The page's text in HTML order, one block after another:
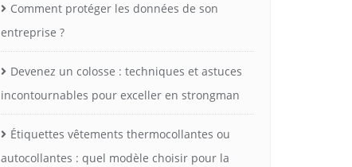
Comment protéger les données de son
entreprise ?
Devenez un colosse : techniques et astuces
incontournables pour exceller en strongman
Étiquettes vêtements thermocollantes ou
autocollantes : quel modèle choisir pour la